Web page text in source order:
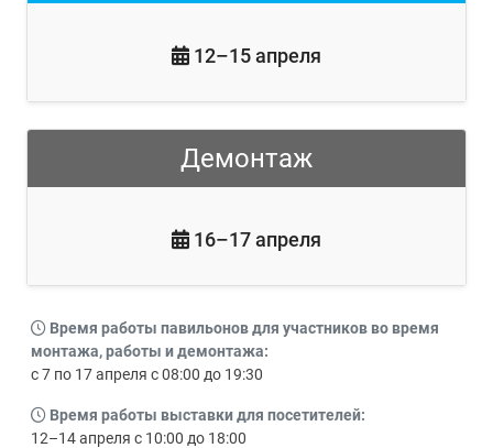
12–15 апреля
Демонтаж
16–17 апреля
Время работы павильонов для участников во время
монтажа, работы и демонтажа:
с 7 по 17 апреля с 08:00 до 19:30
Время работы выставки для посетителей:
12–14 апреля с 10:00 до 18:00